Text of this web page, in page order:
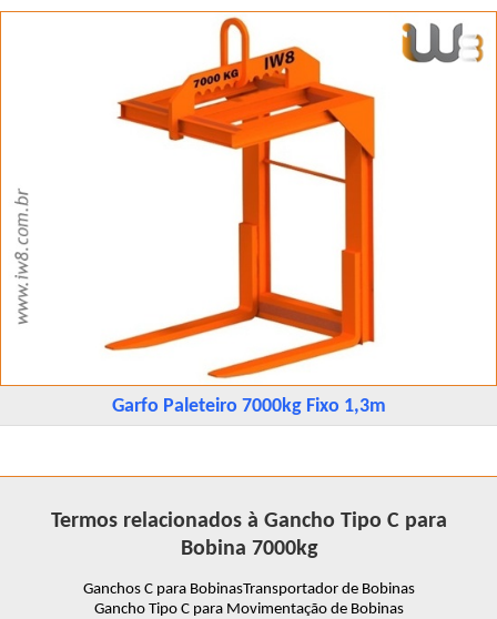
Garfo Paleteiro 7000kg Fixo 1,3m
Termos relacionados à Gancho Tipo C para
Bobina 7000kg
Ganchos C para BobinasTransportador de Bobinas
Gancho Tipo C para Movimentação de Bobinas